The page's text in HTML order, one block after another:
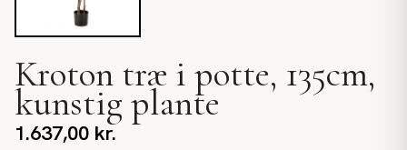
Kroton træ i potte, 135cm,
kunstig plante
1.637,00 kr.